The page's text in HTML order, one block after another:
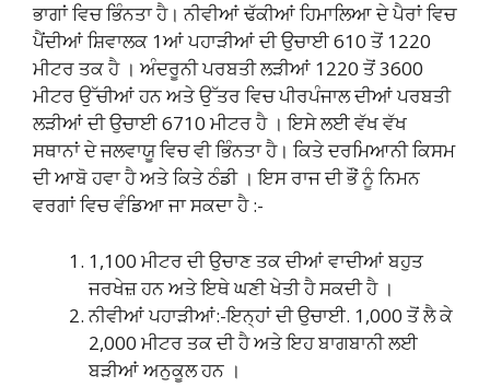
ਭਾਗਾਂ ਵਿਚ ਭਿੰਨਤਾ ਹੈ। ਨੀਵੀਆਂ ਢੱਕੀਆਂ ਹਿਮਾਲਿਆ ਦੇ ਪੈਰਾਂ ਵਿਚ
ਪੈਂਦੀਆਂ ਸ਼ਿਵਾਲਕ 1ਆਂ ਪਹਾੜੀਆਂ ਦੀ ਉਚਾਈ 610 ਤੋਂ 1220
ਮੀਟਰ ਤਕ ਹੈ । ਅੰਦਰੂਨੀ ਪਰਬਤੀ ਲੜੀਆਂ 1220 ਤੋਂ 3600
ਮੀਟਰ ਉੱਚੀਆਂ ਹਨ ਅਤੇ ਉੱਤਰ ਵਿਚ ਪੀਰਪੰਜਾਲ ਦੀਆਂ ਪਰਬਤੀ
ਲੜੀਆਂ ਦੀ ਉਚਾਈ 6710 ਮੀਟਰ ਹੈ । ਇਸੇ ਲਈ ਵੱਖ ਵੱਖ
ਸਥਾਨਾਂ ਦੇ ਜਲਵਾਯੂ ਵਿਚ ਵੀ ਭਿੰਨਤਾ ਹੈ। ਕਿਤੇ ਦਰਮਿਆਨੀ ਕਿਸਮ
ਦੀ ਆਬੋ ਹਵਾ ਹੈ ਅਤੇ ਕਿਤੇ ਠੰਡੀ । ਇਸ ਰਾਜ ਦੀ ਭੌਂ ਨੂੰ ਨਿਮਨ
ਵਰਗਾਂ ਵਿਚ ਵੰਡਿਆ ਜਾ ਸਕਦਾ ਹੈ :-
1,100 ਮੀਟਰ ਦੀ ਉਚਾਣ ਤਕ ਦੀਆਂ ਵਾਦੀਆਂ ਬਹੁਤ
ਜਰਖੇਜ਼ ਹਨ ਅਤੇ ਇਥੇ ਘਣੀ ਖੇਤੀ ਹੈ ਸਕਦੀ ਹੈ ।
ਨੀਵੀਆਂ ਪਹਾੜੀਆਂ:-ਇਨ੍ਹਾਂ ਦੀ ਉਚਾਈ. 1,000 ਤੋਂ ਲੈ ਕੇ
2,000 ਮੀਟਰ ਤਕ ਦੀ ਹੈ ਅਤੇ ਇਹ ਬਾਗਬਾਨੀ ਲਈ
ਬੜੀਆਂ ਅਨੁਕੂਲ ਹਨ ।